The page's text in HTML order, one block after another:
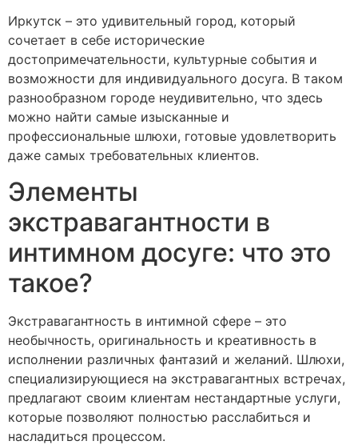
Иркутск – это удивительный город, который
сочетает в себе исторические
достопримечательности, культурные события и
возможности для индивидуального досуга. В таком
разнообразном городе неудивительно, что здесь
можно найти самые изысканные и
профессиональные шлюхи, готовые удовлетворить
даже самых требовательных клиентов.
Элементы
экстравагантности в
интимном досуге: что это
такое?
Экстравагантность в интимной сфере – это
необычность, оригинальность и креативность в
исполнении различных фантазий и желаний. Шлюхи,
специализирующиеся на экстравагантных встречах,
предлагают своим клиентам нестандартные услуги,
которые позволяют полностью расслабиться и
насладиться процессом.